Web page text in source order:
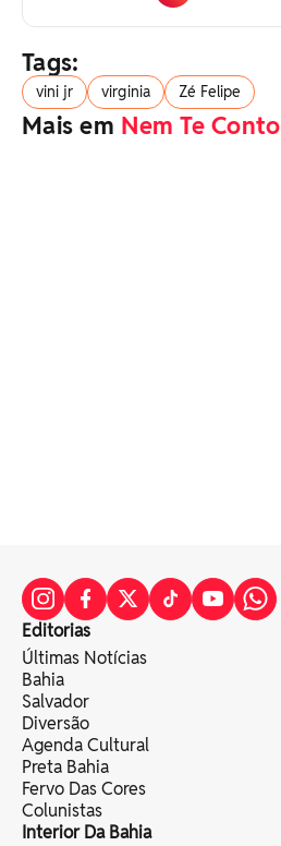
Tags:
vini jr virginia Zé Felipe
Mais em Nem Te Conto
Editorias
Últimas Notícias
Bahia
Salvador
Diversão
Agenda Cultural
Preta Bahia
Fervo Das Cores
Colunistas
Interior Da Bahia